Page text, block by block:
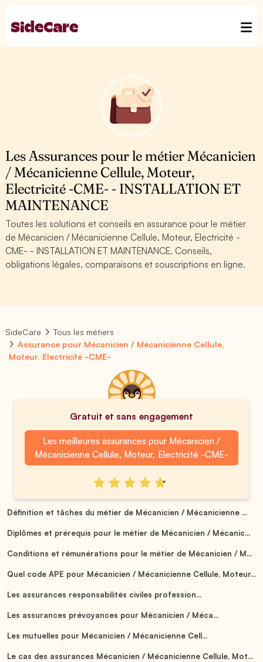
Les Assurances pour le métier Mécanicien
/ Mécanicienne Cellule, Moteur,
Electricité -CME- - INSTALLATION ET
MAINTENANCE
Toutes les solutions et conseils en assurance pour le métier
de Mécanicien / Mécanicienne Cellule, Moteur, Electricité -
CME- - INSTALLATION ET MAINTENANCE. Conseils,
obligations légales, comparaisons et souscriptions en ligne.
SideCare
Tous les métiers
Assurance pour Mécanicien / Mécanicienne Cellule,
Moteur, Electricité -CME-
Gratuit et sans engagement
Les meilleures assurances pour Mécanicien /
Mécanicienne Cellule, Moteur, Electricité -CME-
Définition et tâches du métier de Mécanicien / Mécanicienne ...
Diplômes et prérequis pour le métier de Mécanicien / Mécanic...
Conditions et rémunérations pour le métier de Mécanicien / M...
Quel code APE pour Mécanicien / Mécanicienne Cellule, Moteur...
Les assurances responsabilités civiles profession...
Les assurances prévoyances pour Mécanicien / Méca...
Les mutuelles pour Mécanicien / Mécanicienne Cell...
Le cas des assurances Mécanicien / Mécanicienne Cellule, Mot...